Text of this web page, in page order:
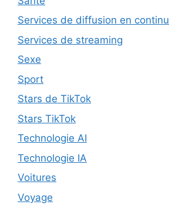
Services de diffusion en continu
Services de streaming
Sexe
Sport
Stars de TikTok
Stars TikTok
Technologie AI
Technologie IA
Voitures
Voyage